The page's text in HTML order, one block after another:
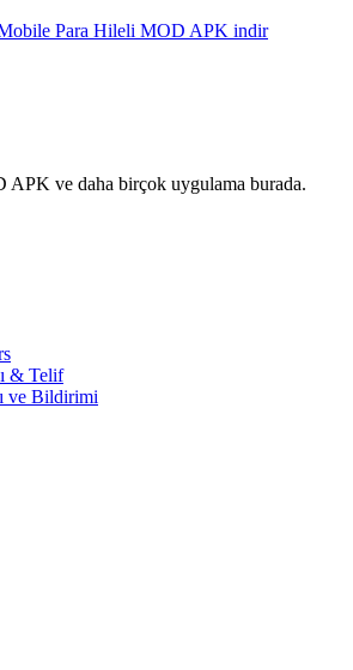
Para Hileli MOD APK indir
ve daha birçok uygulama burada.
& Telif
ve Bildirimi